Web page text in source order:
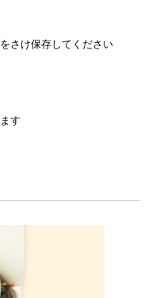
さけ保存してください
す